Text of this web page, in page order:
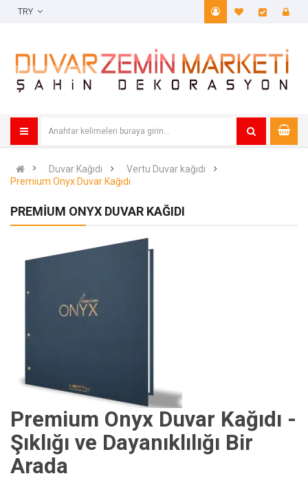
A. Listem
Duvar Kağıdı
Vertu Duvar kağıdı
Premium Onyx Duvar Kağıdı
PREMIUM ONYX DUVAR KAĞIDI
Premium Onyx Duvar Kağıdı -
Şıklığı ve Dayanıklılığı Bir
Arada